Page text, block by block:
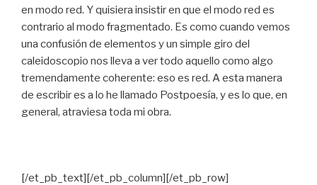
en modo red. Y quisiera insistir en que el modo red es
contrario al modo fragmentado. Es como cuando vemos
una confusión de elementos y un simple giro del
caleidoscopio nos lleva a ver todo aquello como algo
tremendamente coherente: eso es red. A esta manera
de escribir es a lo he llamado Postpoesía, y es lo que, en
general, atraviesa toda mi obra.
[/et_pb_text][/et_pb_column][/et_pb_row]